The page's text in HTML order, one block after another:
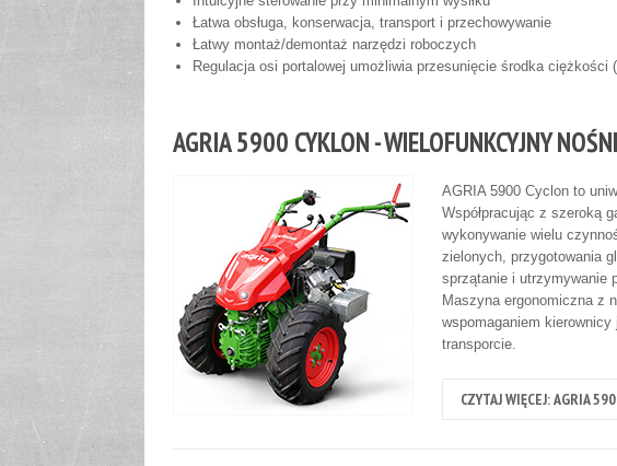
Łatwa obsługa, konserwacja, transport i przechowywanie
Łatwy montaż/demontaż narzędzi roboczych
Regulacja osi portalowej umożliwia przesunięcie środka ciężkości
AGRIA 5900 CYKLON - WIELOFUNKCYJNY
AGRIA 5900 Cyclon to
Współpracując z szeroką
wykonywanie wielu
zielonych, przygotowania
sprzątanie i utrzymywanie
Maszyna ergonomiczna z
wspomaganiem kierownicy
transporcie.
CZYTAJ WIĘCEJ: AGRIA